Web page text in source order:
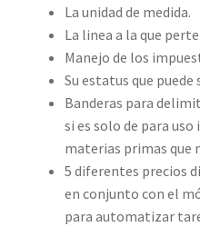
La unidad de medida.
La linea a la que
Manejo de los
Su estatus que
Banderas para
si es solo de para
materias primas que
5 diferentes precios
en conjunto con el
para automatizar